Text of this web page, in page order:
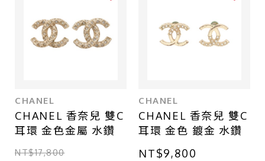
CHANEL
CHANEL 香奈兒 雙C
耳環 金色金屬 水鑽
NT$17,800
CHANEL
CHANEL 香奈兒 雙C
耳環 金色 鍍金 水鑽
NT$9,800